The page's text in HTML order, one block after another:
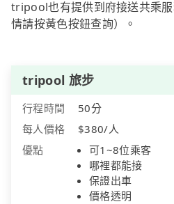
tripool也有提供到府接送共乘
情請按黃色按鈕查詢）。
tripool 旅步
行程時間
50分
每人價格
$380/人
優點
可1~8位乘客
哪裡都能接
保證出車
價格透明